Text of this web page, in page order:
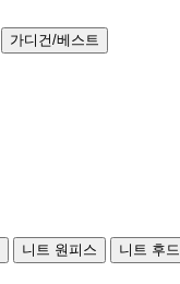
가디건/베스트
니트 원피스 니트 후